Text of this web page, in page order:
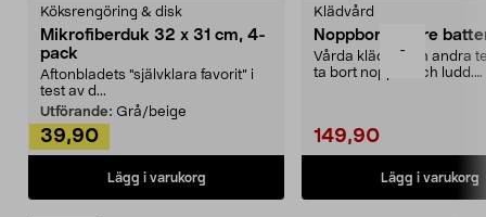
-
Köksrengöring & disk
Mikrofiberduk 32 x 31 cm, 4-
pack
Aftonbladets "självklara favorit” i
test av d...
Utförande: Grå/beige
39,90
Lägg i varukorg
Klädvård
Noppborttagare
Vårda kläder och andra
ta bort noppor och ludd.
149,90
Lägg i varukorg